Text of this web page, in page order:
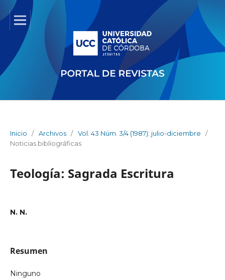
Inicio / Archivos / Vol. 43 Núm. 3/4 (1987): julio-diciembre
/
Noticias bibliográficas
Teología: Sagrada Escritura
N. N.
Resumen
Ninguno